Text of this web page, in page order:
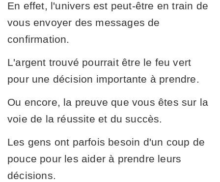
En effet, l'univers est peut-être en train de
vous envoyer des messages de
confirmation.
L'argent trouvé pourrait être le feu vert
pour une décision importante à prendre.
Ou encore, la preuve que vous êtes sur la
voie de la réussite et du succès.
Les gens ont parfois besoin d'un coup de
pouce pour les aider à prendre leurs
décisions.